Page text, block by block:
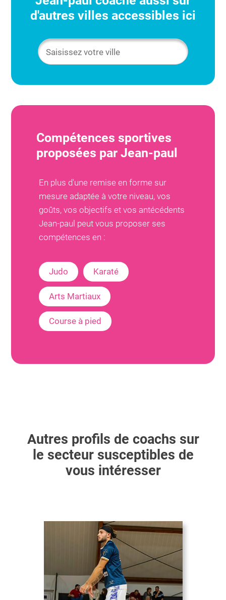
d'autres villes accessibles ici
Compétences sportives
proposées parJean-paul
En plus d'une remise en forme sur
mesure adaptée à votre niveau, vos
goûts, vos objectifs et vos antécédents
Jean-paul peut vous proposer ses
compétences en :
Judo Karaté
Arts Martiaux
Course à pied
Autres profils de coachs sur
le secteur susceptibles de
vous intéresser